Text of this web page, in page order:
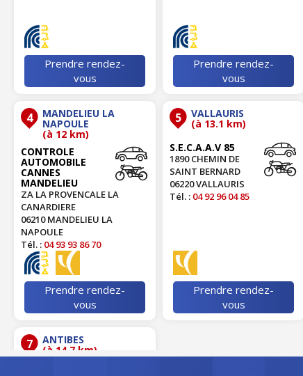
Prendre rendez-
vous
Prendre rendez-
vous
4 MANDELIEU LA
NAPOULE
(à 12 km)
CONTROLE
AUTOMOBILE
CANNES
MANDELIEU
ZA LA PROVENCALE LA
CANARDIERE
06210 MANDELIEU LA
NAPOULE
Tél. : 04 93 93 86 70
Prendre rendez-
vous
5 VALLAURIS
(à 13.1 km)
S.E.C.A.A.V 85
1890 CHEMIN DE
SAINT BERNARD
06220 VALLAURIS
Tél. : 04 92 96 04 85
Prendre rendez-
vous
7 ANTIBES
(à 14.7 km)